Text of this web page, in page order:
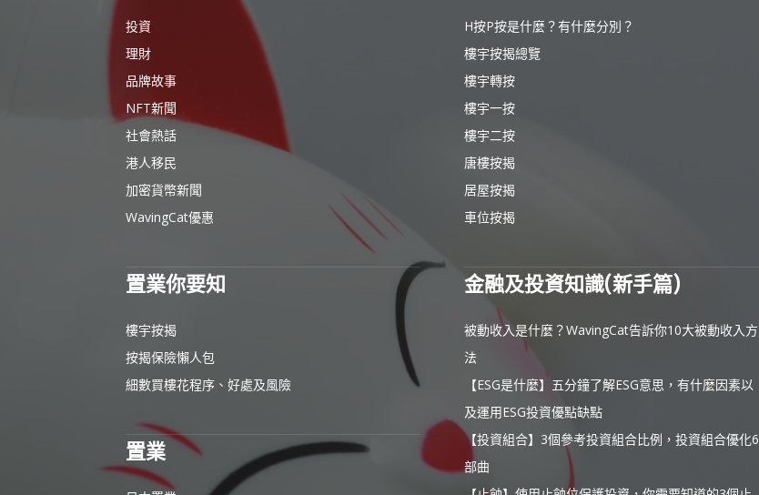
投資
理財
品牌故事
NFT新聞
社會熱話
港人移民
加密貨幣新聞
WavingCat優惠
置業你要知
樓宇按揭
按揭保險懶人包
細數買樓花程序、好處及風險
置業
H按P按是什麼？有什麼分別？
樓宇按揭總覽
樓宇轉按
樓宇一按
樓宇二按
唐樓按揭
居屋按揭
車位按揭
金融及投資知識(新手篇)
被動收入是什麼？WavingCat告訴你10大被動收入方
法
【ESG是什麼】五分鐘了解ESG意思，有什麼因素以
及運用ESG投資優點缺點
【投資組合】3個參考投資組合比例，投資組合優化6
部曲